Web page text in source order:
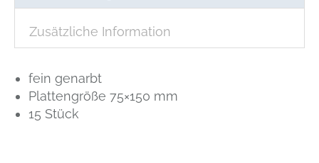
Zusätzliche Information
fein genarbt
Plattengröße 75×150 mm
15 Stück